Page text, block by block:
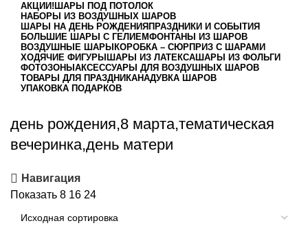
АКЦИИ! ШАРЫ ПОД ПОТОЛОК
НАБОРЫ ИЗ ВОЗДУШНЫХ ШАРОВ
ШАРЫ НА ДЕНЬ РОЖДЕНИЯ ПРАЗДНИКИ И СОБЫТИЯ
БОЛЬШИЕ ШАРЫ С ГЕЛИЕМФОНТАНЫ ИЗ ШАРОВ
ВОЗДУШНЫЕ ШАРЫ КОРОБКА – СЮРПРИЗ С ШАРАМИ
ХОДЯЧИЕ ФИГУРЫ ШАРЫ ИЗ ЛАТЕКСАШАРЫ ИЗ ФОЛЬГИ
ФОТОЗОНЫ АКСЕССУАРЫ ДЛЯ ВОЗДУШНЫХ ШАРОВ
ТОВАРЫ ДЛЯ ПРАЗДНИКАНАДУВКА ШАРОВ
УПАКОВКА ПОДАРКОВ
день рождения,8 марта,тематическая
вечеринка,день матери
Навигация
Показать 8 16 24